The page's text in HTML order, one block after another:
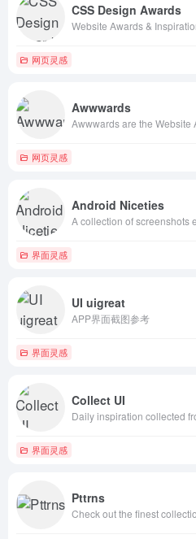
CSS Design Awards
Website Awards &
网页灵感
Awwwards
网页灵感
Android Niceties
界面灵感
UI uigreat
APP界面截图参考
界面灵感
Collect UI
Daily inspiration collected
界面灵感
Pttrns